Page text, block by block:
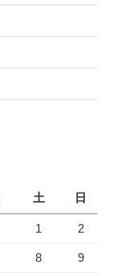
土 日
1 2
8 9